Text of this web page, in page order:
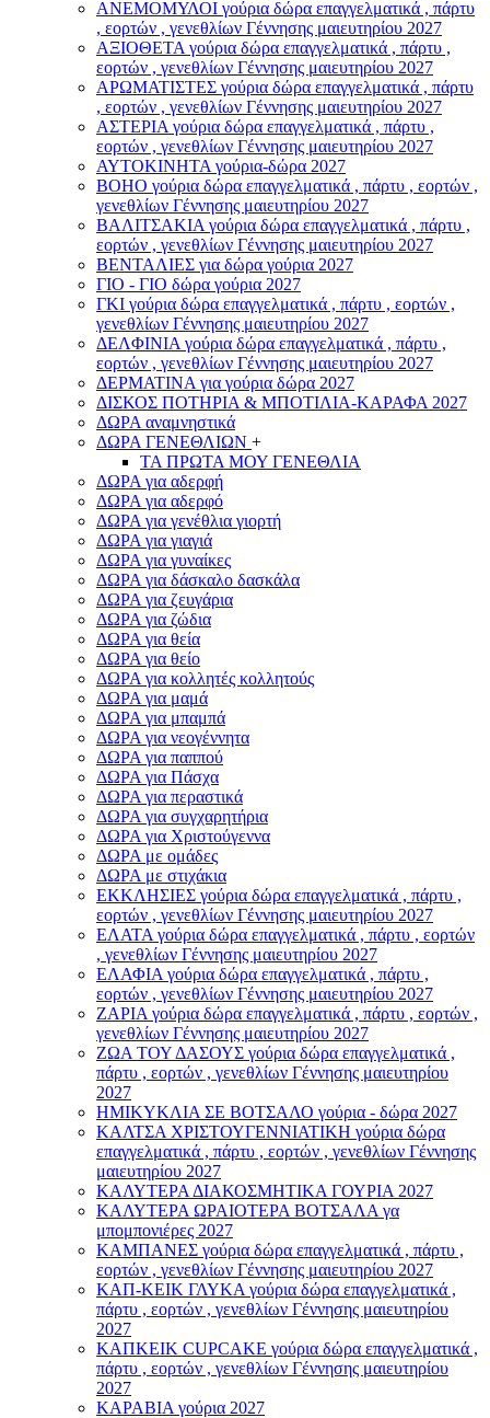
ΑΝΕΜΟΜΥΛΟI γούρια δώρα επαγγελματικά , πάρτυ
, εορτών , γενεθλίων Γέννησης μαιευτηρίου 2027
ΑΞΙΟΘΕΤΑ γούρια δώρα επαγγελματικά , πάρτυ ,
εορτών , γενεθλίων Γέννησης μαιευτηρίου 2027
ΑΡΩΜΑΤΙΣΤΕΣ γούρια δώρα επαγγελματικά , πάρτυ
, εορτών , γενεθλίων Γέννησης μαιευτηρίου 2027
ΑΣΤΕΡIA γούρια δώρα επαγγελματικά , πάρτυ ,
εορτών , γενεθλίων Γέννησης μαιευτηρίου 2027
ΑΥΤΟΚΙΝΗΤΑ γούρια-δώρα 2027
ΒOHO γούρια δώρα επαγγελματικά , πάρτυ , εορτών ,
γενεθλίων Γέννησης μαιευτηρίου 2027
ΒΑΛΙΤΣΑΚΙΑ γούρια δώρα επαγγελματικά , πάρτυ ,
εορτών , γενεθλίων Γέννησης μαιευτηρίου 2027
ΒΕΝΤΑΛΙΕΣ για δώρα γούρια 2027
ΓΙΟ - ΓΙΟ δώρα γούρια 2027
ΓΚΙ γούρια δώρα επαγγελματικά , πάρτυ , εορτών ,
γενεθλίων Γέννησης μαιευτηρίου 2027
ΔΕΛΦΙΝΙΑ γούρια δώρα επαγγελματικά , πάρτυ ,
εορτών , γενεθλίων Γέννησης μαιευτηρίου 2027
ΔΕΡΜΑΤΙΝΑ για γούρια δώρα 2027
ΔΙΣΚΟΣ ΠΟΤΗΡΙΑ & ΜΠΟΤΙΛΙΑ-ΚΑΡΑΦΑ 2027
ΔΩΡΑ αναμνηστικά
ΔΩΡΑ ΓΕΝΕΘΛΙΩΝ +
ΤΑ ΠΡΩΤΑ ΜΟΥ ΓΕΝΕΘΛΙΑ
ΔΩΡΑ για αδερφή
ΔΩΡΑ για αδερφό
ΔΩΡΑ για γενέθλια γιορτή
ΔΩΡΑ για γιαγιά
ΔΩΡΑ για γυναίκες
ΔΩΡΑ για δάσκαλο δασκάλα
ΔΩΡΑ για ζευγάρια
ΔΩΡΑ για ζώδια
ΔΩΡΑ για θεία
ΔΩΡΑ για θείο
ΔΩΡΑ για κολλητές κολλητούς
ΔΩΡΑ για μαμά
ΔΩΡΑ για μπαμπά
ΔΩΡΑ για νεογέννητα
ΔΩΡΑ για παππού
ΔΩΡΑ για Πάσχα
ΔΩΡΑ για περαστικά
ΔΩΡΑ για συγχαρητήρια
ΔΩΡΑ για Χριστούγεννα
ΔΩΡΑ με ομάδες
ΔΩΡΑ με στιχάκια
ΕΚΚΛΗΣΙΕΣ γούρια δώρα επαγγελματικά , πάρτυ ,
εορτών , γενεθλίων Γέννησης μαιευτηρίου 2027
ΕΛΑΤΑ γούρια δώρα επαγγελματικά , πάρτυ , εορτών
, γενεθλίων Γέννησης μαιευτηρίου 2027
ΕΛΑΦΙΑ γούρια δώρα επαγγελματικά , πάρτυ ,
εορτών , γενεθλίων Γέννησης μαιευτηρίου 2027
ΖΑΡΙΑ γούρια δώρα επαγγελματικά , πάρτυ , εορτών ,
γενεθλίων Γέννησης μαιευτηρίου 2027
ΖΩΑ ΤΟΥ ΔΑΣΟΥΣ γούρια δώρα επαγγελματικά ,
πάρτυ , εορτών , γενεθλίων Γέννησης μαιευτηρίου
2027
ΗΜΙΚΥΚΛΙΑ ΣΕ ΒΟΤΣΑΛΟ γούρια - δώρα 2027
ΚΑΛΤΣΑ ΧΡΙΣΤΟΥΓΕΝΝΙΑΤΙΚΗ γούρια δώρα
επαγγελματικά , πάρτυ , εορτών , γενεθλίων Γέννησης
μαιευτηρίου 2027
ΚΑΛΥΤΕΡΑ ΔΙΑΚΟΣΜΗΤΙΚΑ ΓΟΥΡΙΑ 2027
ΚΑΛΥΤΕΡΑ ΩΡΑΙΟΤΕΡΑ ΒΟΤΣΑΛΑ γα
μπομπονιέρες 2027
ΚΑΜΠΑΝΕΣ γούρια δώρα επαγγελματικά , πάρτυ ,
εορτών , γενεθλίων Γέννησης μαιευτηρίου 2027
ΚΑΠ-ΚΕΙΚ ΓΛΥΚΑ γούρια δώρα επαγγελματικά ,
πάρτυ , εορτών , γενεθλίων Γέννησης μαιευτηρίου
2027
ΚΑΠΚΕΙΚ CUPCAKE γούρια δώρα επαγγελματικά ,
πάρτυ , εορτών , γενεθλίων Γέννησης μαιευτηρίου
2027
ΚΑΡΑΒΙΑ γούρια 2027